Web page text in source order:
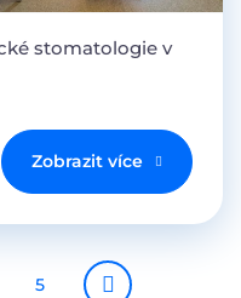
stomatologie v
Zobrazit více
Page
5